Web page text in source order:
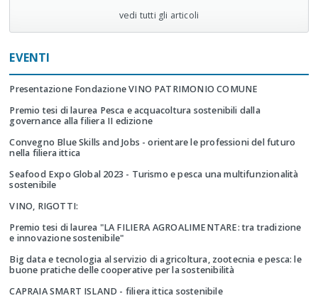
vedi tutti gli articoli
EVENTI
Presentazione Fondazione VINO PATRIMONIO COMUNE
Premio tesi di laurea Pesca e acquacoltura sostenibili dalla
governance alla filiera II edizione
Convegno Blue Skills and Jobs - orientare le professioni del futuro
nella filiera ittica
Seafood Expo Global 2023 - Turismo e pesca una multifunzionalità
sostenibile
VINO, RIGOTTI:
Premio tesi di laurea "LA FILIERA AGROALIMENTARE: tra tradizione
e innovazione sostenibile"
Big data e tecnologia al servizio di agricoltura, zootecnia e pesca: le
buone pratiche delle cooperative per la sostenibilità
CAPRAIA SMART ISLAND - filiera ittica sostenibile